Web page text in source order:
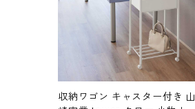
収納ワゴン キャスター付き 山